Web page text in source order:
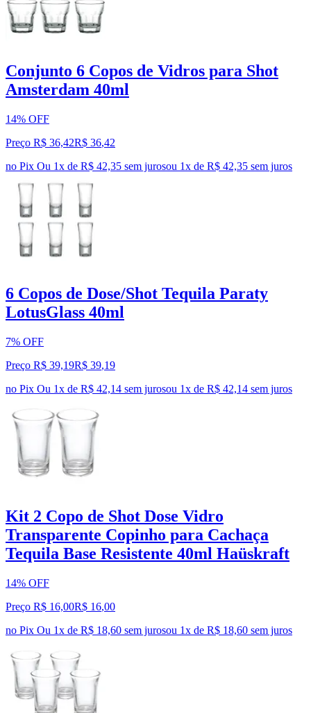
Conjunto 6 Copos de Vidros para Shot
Amsterdam 40ml
14% OFF
Preço R$ 36,42R$ 36,42
no Pix Ou 1x de R$ 42,35 sem jurosou 1x de R$ 42,35 sem juros
6 Copos de Dose/Shot Tequila Paraty
LotusGlass 40ml
7% OFF
Preço R$ 39,19R$ 39,19
no Pix Ou 1x de R$ 42,14 sem jurosou 1x de R$ 42,14 sem juros
Kit 2 Copo de Shot Dose Vidro
Transparente Copinho para Cachaça
Tequila Base Resistente 40ml Haüskraft
14% OFF
Preço R$ 16,00R$ 16,00
no Pix Ou 1x de R$ 18,60 sem jurosou 1x de R$ 18,60 sem juros